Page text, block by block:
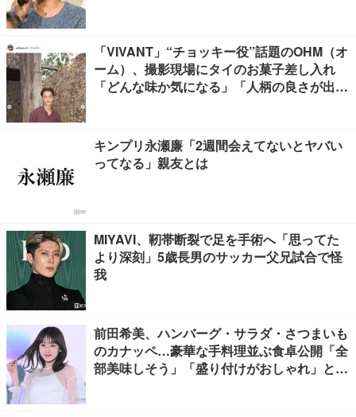
「VIVANT」“チョッキー役”話題のOHM（オ
ーム）、撮影現場にタイのお菓子差し入れ
「どんな味か気になる」「人柄の良さが出て
キンプリ永瀬廉「2週間会えてないとヤバい
ってなる」親友とは
MIYAVI、靭帯断裂で足を手術へ「思ってた
より深刻」5歳長男のサッカー父兄試合で怪
我
前田希美、ハンバーグ・サラダ・さつまいも
のカナッペ…豪華な手料理並ぶ食卓公開「全
部美味しそう」「盛り付けがおしゃれ」と絶